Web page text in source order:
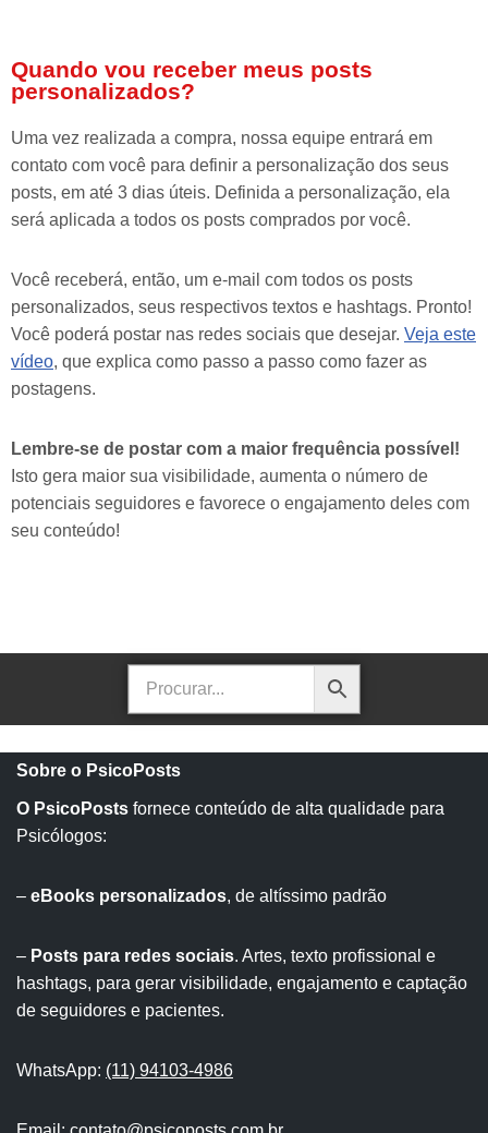
Quando vou receber meus posts
personalizados?
Uma vez realizada a compra, nossa equipe entrará em
contato com você para definir a personalização dos seus
posts, em até 3 dias úteis. Definida a personalização, ela
será aplicada a todos os posts comprados por você.
Você receberá, então, um e-mail com todos os posts
personalizados, seus respectivos textos e hashtags. Pronto!
Você poderá postar nas redes sociais que desejar. Veja este
vídeo, que explica como passo a passo como fazer as
postagens.
Lembre-se de postar com a maior frequência possível!
Isto gera maior sua visibilidade, aumenta o número de
potenciais seguidores e favorece o engajamento deles com
seu conteúdo!
Sobre o PsicoPosts
O PsicoPosts fornece conteúdo de alta qualidade para
Psicólogos:
– eBooks personalizados, de altíssimo padrão
– Posts para redes sociais. Artes, texto profissional e
hashtags, para gerar visibilidade, engajamento e captação
de seguidores e pacientes.
WhatsApp: (11) 94103-4986